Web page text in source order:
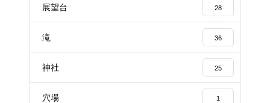
展望台 28
滝 36
神社 25
穴場 1